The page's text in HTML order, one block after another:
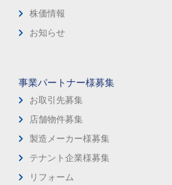
株価情報
お知らせ
事業パートナー様募集
お取引先募集
店舗物件募集
製造メーカー様募集
テナント企業様募集
リフォーム